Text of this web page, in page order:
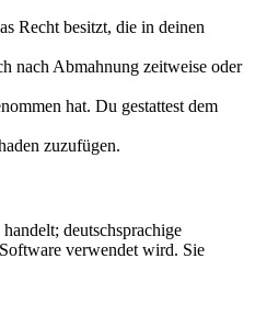
Recht besitzt, die in deinen
nach Abmahnung zeitweise oder
hat. Du gestattest dem
zuzufügen.
deutschsprachige
verwendet wird. Sie